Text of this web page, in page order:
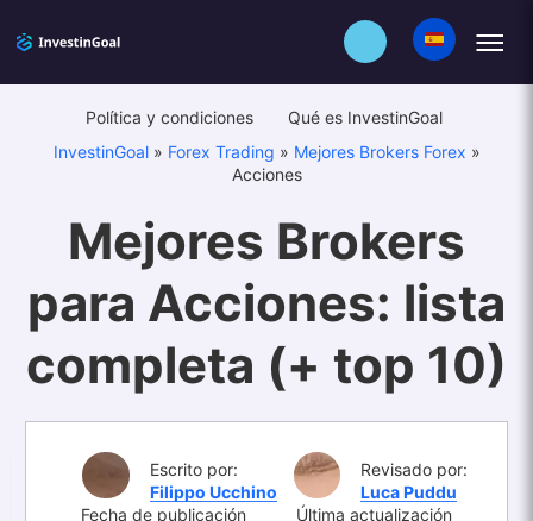
Política y condiciones
Qué es InvestinGoal
InvestinGoal» Forex Trading » Mejores Brokers Forex »
Acciones
Mejores Brokers
para Acciones: lista
completa (+ top 10)
Escrito por:
Filippo Ucchino
Revisado por:
Luca Puddu
Fecha de publicación
Última actualización